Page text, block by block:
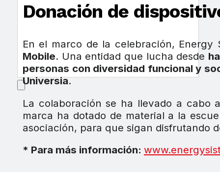
Donación de
En el marco de la celebración,
Mobile. Una entidad que lucha desde
personas con diversidad funcional y
Universia.
La colaboración se ha llevado a cabo
marca ha dotado de material a la
asociación, para que sigan disfrutando
* Para más información: